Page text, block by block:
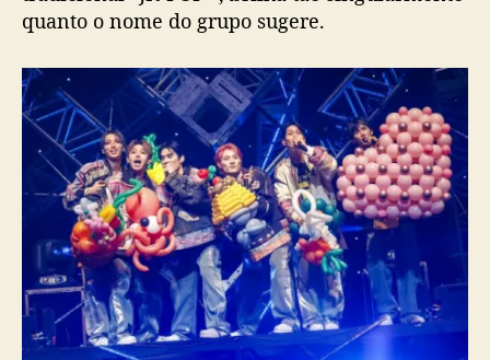
a
a
ç
o
s
c
o
m
S
W
A
quanto o nome do grupo sugere.